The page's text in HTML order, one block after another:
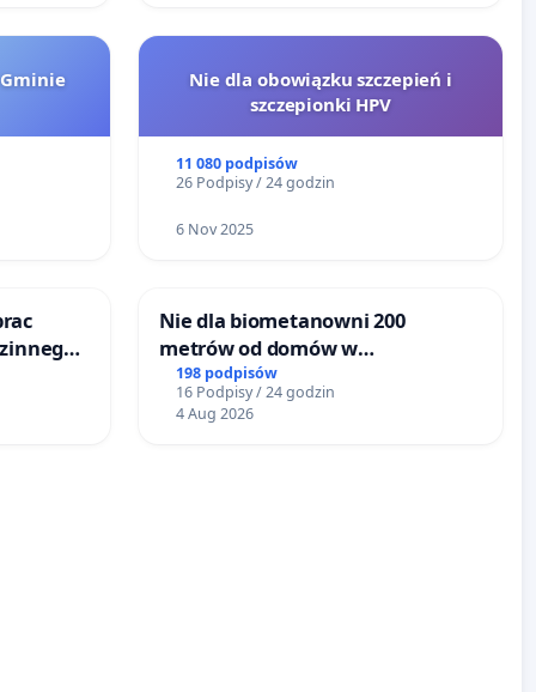
Nie dla obowiązku szczepień i
szczepionki HPV
11 080 podpisów
26 Podpisy / 24 godzin
6 Nov 2025
Nie dla biometanowni 200
metrów od domów w
Biernatkach, gm. Wądroże
Wielkie
198 podpisów
16 Podpisy / 24 godzin
4 Aug 2026